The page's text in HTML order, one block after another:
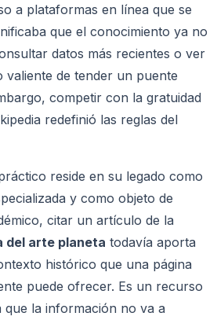
a plataformas en línea que se
que el conocimiento ya no
datos más recientes o ver
valiente de tender un puente
competir con la gratuidad
redefinió las reglas del
reside en su legado como
y como objeto de
citar un artículo de la
del arte planeta todavía aporta
histórico que una página
puede ofrecer. Es un recurso
la información no va a